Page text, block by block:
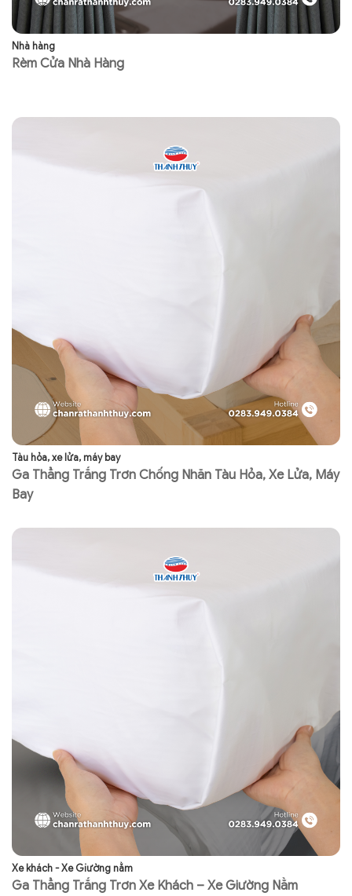
Nhà hàng
Rèm Cửa Nhà Hàng
Tàu hỏa, xe lửa, máy bay
Ga Thẳng Trắng Trơn Chống Nhăn Tàu Hỏa, Xe Lửa, Máy
Bay
Xe khách - Xe Giường nằm
Ga Thẳng Trắng Trơn Xe Khách – Xe Giường Nằm